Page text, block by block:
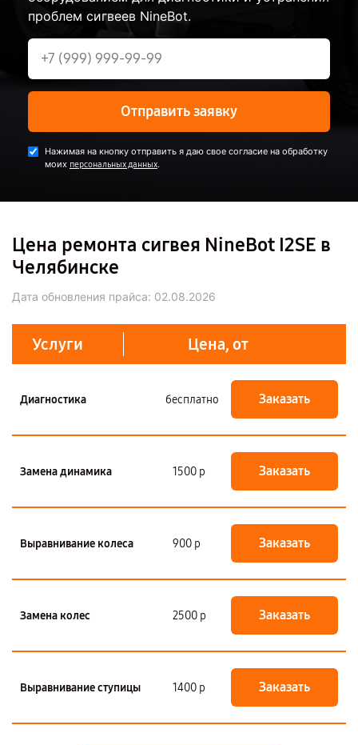
проблем сигвеев NineBot.
Отправить заявку
Нажимая на кнопку отправить я даю свое согласие на обработку
моих персональных данных.
Цена ремонта сигвея NineBot I2SE в
Челябинске
Дата обновления прайса: 02.08.2026
Услуги Цена, от
Диагностика бесплатно Заказать
Замена динамика 1500 р Заказать
Выравнивание колеса 900 р Заказать
Замена колес 2500 р Заказать
Выравнивание ступицы 1400 р Заказать